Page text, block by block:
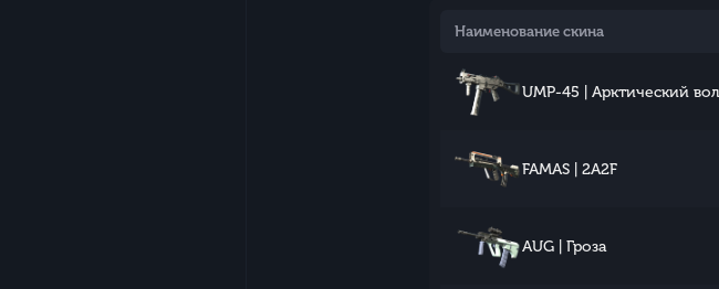
Наименование скина
UMP-45 | Арктический
FAMAS | 2A2F
AUG | Гроза